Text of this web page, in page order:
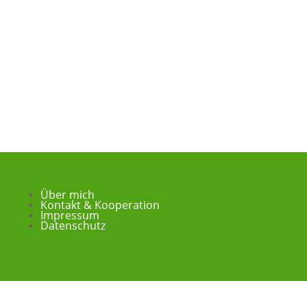
Über mich
Kontakt & Kooperation
Impressum
Datenschutz